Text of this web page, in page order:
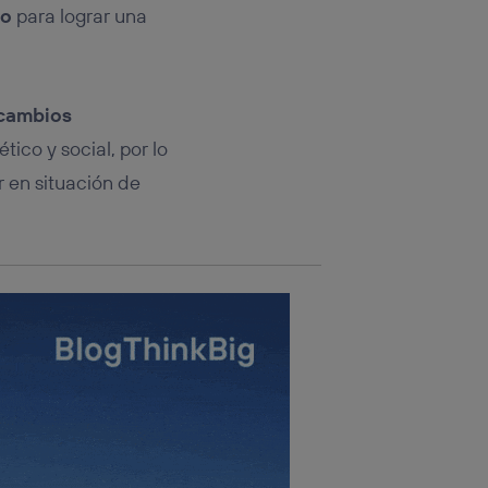
para lograr una
y social, por lo
en situación de
la parte